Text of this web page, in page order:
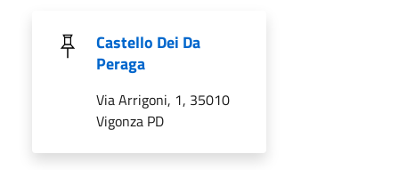
Castello Dei Da
Peraga
Via Arrigoni, 1, 35010
Vigonza PD